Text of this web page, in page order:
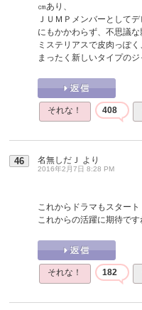
㎝あり、
ＪＵＭＰメンバーとして
にもかかわらず、不思議な
ミステリアスで皮肉っぽ
まったく新しいタイプのジ
それな！ 408
46 名無しだＪ より
2016年2月7日 8:28 PM
これからドラマもスタート
これからの活躍に期待です
それな！ 182